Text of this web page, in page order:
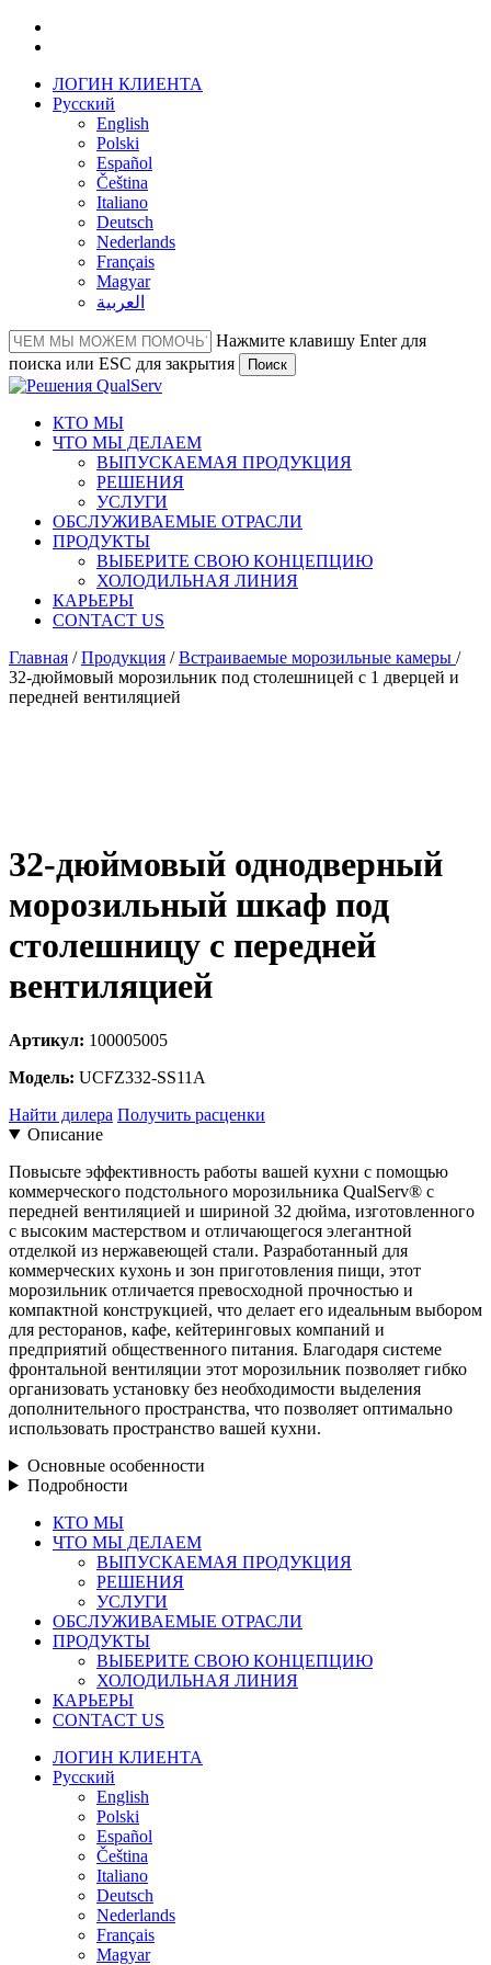
Перейти
содержанию
ЛОГИН КЛИЕНТА
Русский
English
Polski
Español
Čeština
Italiano
Deutsch
Nederlands
Français
Magyar
العربية‏
Нажмите клавишу Enter для
поиска или ESC для закрытия
Поиск
Close
МенюКТО МЫ
ЧТО МЫ ДЕЛАЕМ
ВЫПУСКАЕМАЯ ПРОДУКЦИЯ
РЕШЕНИЯ
УСЛУГИ
ОБСЛУЖИВАЕМЫЕ ОТРАСЛИ
ПРОДУКТЫ
ВЫБЕРИТЕ СВОЮ КОНЦЕПЦИЮ
ХОЛОДИЛЬНАЯ ЛИНИЯ
КАРЬЕРЫ
CONTACT US
Главная / Продукция / Встраиваемые морозильные камеры /
32-дюймовый морозильник под столешницей с 1 дверцей и
передней вентиляцией
32-дюймовый однодверный
морозильный шкаф под
столешницу с передней
вентиляцией
Артикул: 100005005
Модель: UCFZ332-SS11A
Найти дилера Получить расценки
Описание
Повысьте эффективность работы вашей кухни с помощью
коммерческого подстольного морозильника QualServ® с
передней вентиляцией и шириной 32 дюйма, изготовленного
с высоким мастерством и отличающегося элегантной
отделкой из нержавеющей стали. Разработанный для
коммерческих кухонь и зон приготовления пищи, этот
морозильник отличается превосходной прочностью и
компактной конструкцией, что делает его идеальным выбором
для ресторанов, кафе, кейтеринговых компаний и
предприятий общественного питания. Благодаря системе
фронтальной вентиляции этот морозильник позволяет гибко
организовать установку без необходимости выделения
дополнительного пространства, что позволяет оптимально
использовать пространство вашей кухни.
Основные особенности
Подробности
Закрыть
меню
КТО МЫ
ЧТО МЫ ДЕЛАЕМ
ВЫПУСКАЕМАЯ ПРОДУКЦИЯ
РЕШЕНИЯ
УСЛУГИ
ОБСЛУЖИВАЕМЫЕ ОТРАСЛИ
ПРОДУКТЫ
ВЫБЕРИТЕ СВОЮ КОНЦЕПЦИЮ
ХОЛОДИЛЬНАЯ ЛИНИЯ
КАРЬЕРЫ
CONTACT US
ЛОГИН КЛИЕНТА
Русский
English
Polski
Español
Čeština
Italiano
Deutsch
Nederlands
Français
Magyar